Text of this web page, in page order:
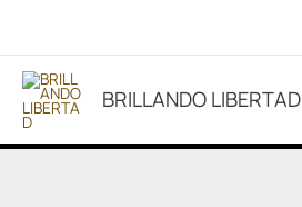
contenido
BRILLANDO LIBERTAD